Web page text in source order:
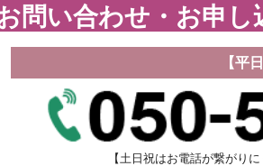
問い合わせ・お申し
【平
【土日祝はお電話が繋がり